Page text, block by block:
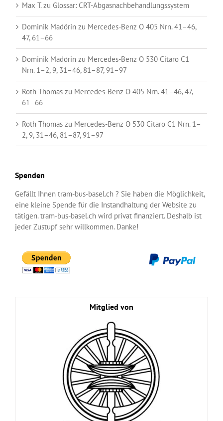
Max T.zu Glossar: CRT-Abgasnachbehandlungssystem
Dominik Madörin zu Mercedes-Benz O 405 Nrn. 41–46,
47, 61–66
Dominik Madörin zu Mercedes-Benz O 530 Citaro C1
Nrn. 1–2, 9, 31–46, 81–87, 91–97
Roth Thomas zu Mercedes-Benz O 405 Nrn. 41–46, 47,
61–66
Roth Thomas zu Mercedes-Benz O 530 Citaro C1 Nrn. 1–
2, 9, 31–46, 81–87, 91–97
Spenden
Gefällt Ihnen tram-bus-basel.ch ? Sie haben die Möglichkeit,
eine kleine Spende für die Instandhaltung der Website zu
tätigen. tram-bus-basel.ch wird privat finanziert. Deshalb ist
jeder Zustupf sehr willkommen. Danke!
Mitglied von